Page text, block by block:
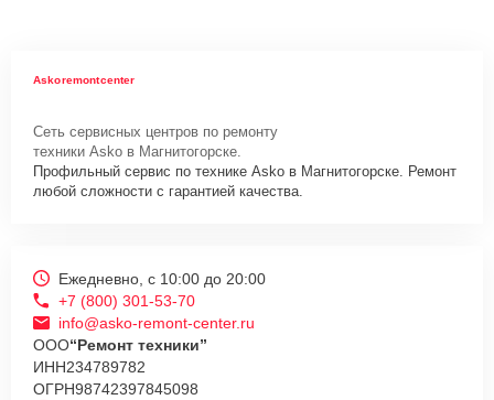
Askoremontcenter
Сеть сервисных центров по ремонту
техники Asko в Магнитогорске.
Профильный сервис по технике Asko в Магнитогорске. Ремонт
любой сложности с гарантией качества.
Ежедневно, с 10:00 до 20:00
+7 (800) 301-53-70
info@asko-remont-center.ru
ООО“Ремонт техники”
ИНН234789782
ОГРН98742397845098